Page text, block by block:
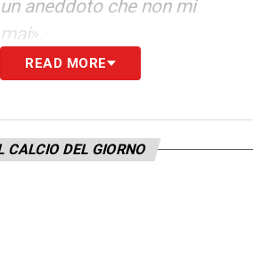
un aneddoto che non mi
».
«Era l’ultimo anno di Paulo alla
Mancava un quarto d’ora alla
vedo parlare a distanza con
READ MORE
CALCIO DEL GIORNO